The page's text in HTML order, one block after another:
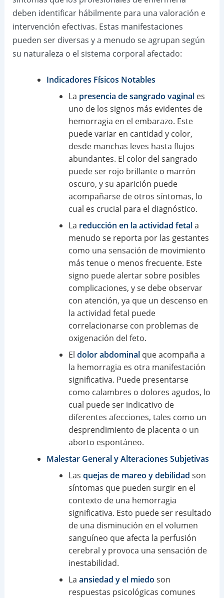
deben identificar hábilmente para una valoración e
intervención efectivas. Estas manifestaciones
pueden ser diversas y a menudo se agrupan según
su naturaleza o el sistema corporal afectado:
Indicadores Físicos Notables
La presencia de sangrado vaginales
uno de los signos más evidentes de
hemorragia en el embarazo. Este
puede variar en cantidad y color,
desde manchas leves hasta flujos
abundantes. El color del sangrado
puede ser rojo brillante o marrón
oscuro, y su aparición puede
acompañarse de otros síntomas, lo
cual es crucial para el diagnóstico.
La reducción en la actividad fetala
menudo se reporta por las gestantes
como una sensación de movimiento
más tenue o menos frecuente. Este
signo puede alertar sobre posibles
complicaciones, y se debe observar
con atención, ya que un descenso en
la actividad fetal puede
correlacionarse con problemas de
oxigenación del feto.
El dolor abdominalque acompaña a
la hemorragia es otra manifestación
significativa. Puede presentarse
como calambres o dolores agudos, lo
cual puede ser indicativo de
diferentes afecciones, tales como un
desprendimiento de placenta o un
aborto espontáneo.
Malestar General y Alteraciones Subjetivas
Las quejas de mareo y debilidad son
síntomas que pueden surgir en el
contexto de una hemorragia
significativa. Esto puede ser resultado
de una disminución en el volumen
sanguíneo que afecta la perfusión
cerebral y provoca una sensación de
inestabilidad.
La ansiedad y el miedo son
respuestas psicológicas comunes